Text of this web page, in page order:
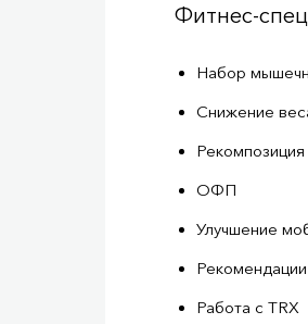
Фитнес-
Набор
Снижение
Рекомпозиция
ОФП
Улучшение
Работа с TRX